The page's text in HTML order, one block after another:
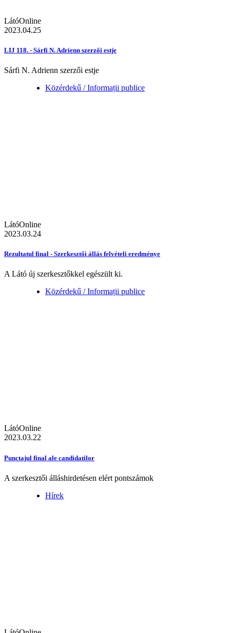
LátóOnline
2023.04.25
LIJ 118. - Sárfi N. Adrienn szerzői estje
Sárfi N. Adrienn szerzői estje
Közérdekű / Informații publice
LátóOnline
2023.03.24
Rezultatul final - Szerkesztői állás felvételi eredménye
A Látó új szerkesztőkkel egészült ki.
Közérdekű / Informații publice
LátóOnline
2023.03.22
Punctajul final ale candidatilor
A szerkesztői álláshirdetésen elért pontszámok
Hírek